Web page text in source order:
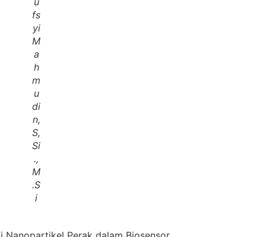
fs
yi
M
a
h
m
u
di
n,
S,
Si
.,
M
.S
i